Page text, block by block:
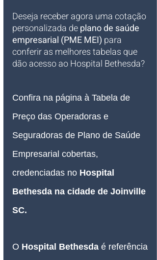
Deseja receber agora uma cotação
personalizada de plano de saúde
empresarial (PME MEI) para
conferir as melhores tabelas que
dão acesso ao Hospital Bethesda?
Confira na página à Tabela de
Preço das Operadoras e
Seguradoras de Plano de Saúde
Empresarial cobertas,
credenciadas no Hospital
Bethesda na cidade de Joinville
SC.
O Hospital Bethesda é referência